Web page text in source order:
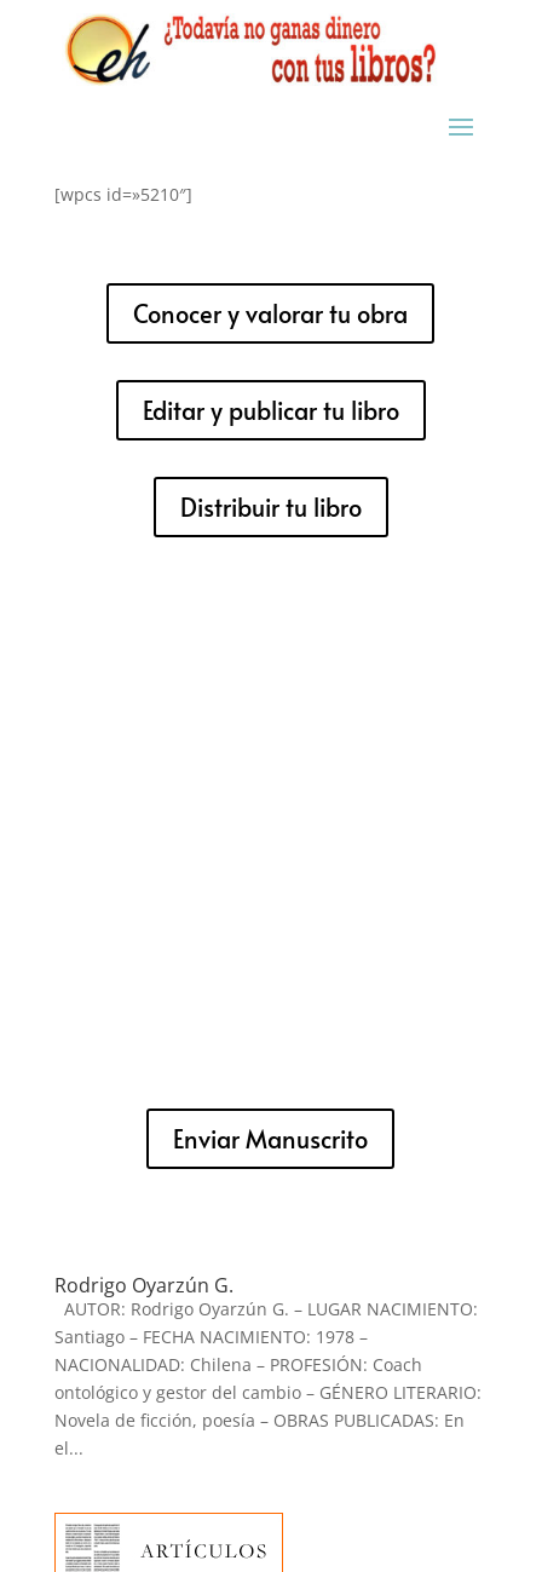
[wpcs id=»5210″]
Conocer y valorar tu obra
Editar y publicar tu libro
Distribuir tu libro
Enviar Manuscrito
Rodrigo Oyarzún G.
AUTOR: Rodrigo Oyarzún G. – LUGAR NACIMIENTO:
Santiago – FECHA NACIMIENTO: 1978 –
NACIONALIDAD: Chilena – PROFESIÓN: Coach
ontológico y gestor del cambio – GÉNERO LITERARIO:
Novela de ficción, poesía – OBRAS PUBLICADAS: En
el...